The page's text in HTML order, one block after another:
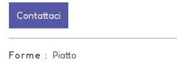
Contattaci
Forme : Piatto